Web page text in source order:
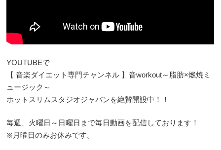
YOUTUBEで
【 音楽ダイエット専門チャンネル 】音workout～脂肪×燃焼ミ
ュージック～
ホットスリムスタジオジャパンを絶賛開設中！！
毎週、火曜日～日曜日まで毎日動画を配信しております！
※月曜日のみお休みです。